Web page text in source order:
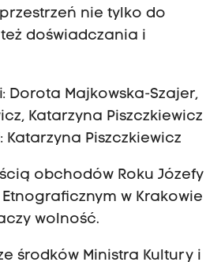
nie tylko do
doświadczania i
Dorota Majkowska-Szajer,
Katarzyna Piszczkiewicz
Piszczkiewicz
obchodów Roku Józefy
w Krakowie
wolność.
środków Ministra Kultury i